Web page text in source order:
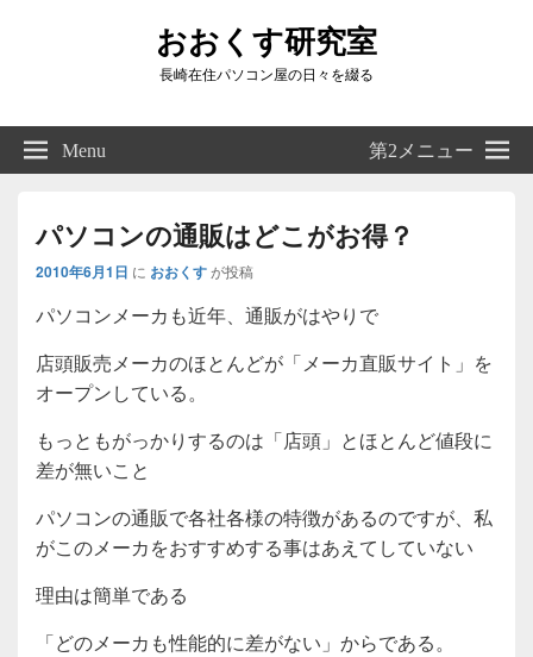
おおくす研究室
長崎在住パソコン屋の日々を綴る
Right
Sidebar
Widget
Menu 第2メニュー
パソコンの通販はどこがお得？
2010年6月1日 に おおくすが投稿
パソコンメーカも近年、通販がはやりで
店頭販売メーカのほとんどが「メーカ直販サイト」を
オープンしている。
もっともがっかりするのは「店頭」とほとんど値段に
差が無いこと
パソコンの通販で各社各様の特徴があるのですが、私
がこのメーカをおすすめする事はあえてしていない
理由は簡単である
「どのメーカも性能的に差がない」からである。